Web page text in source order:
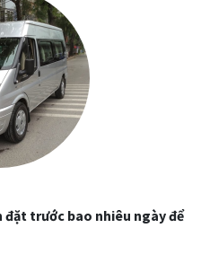
đặt trước bao nhiêu ngày để